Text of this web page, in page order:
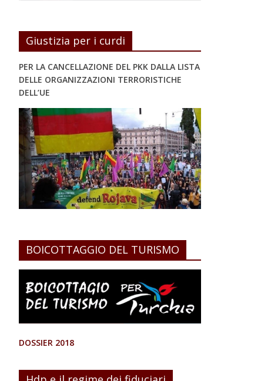
Giustizia per i curdi
PER LA CANCELLAZIONE DEL PKK DALLA LISTA
DELLE ORGANIZZAZIONI TERRORISTICHE
DELL’UE
BOICOTTAGGIO DEL TURISMO
DOSSIER 2018